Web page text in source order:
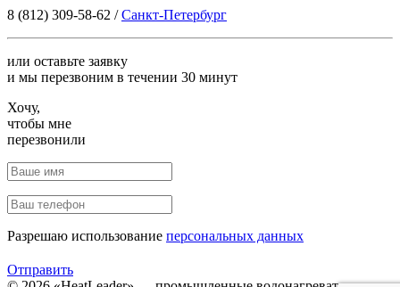
8 (812) 309-58-62 /Санкт-Петербург
или оставьте заявку
и мы перезвоним в течении 30 минут
Хочу,
чтобы мне
перезвонили
Разрешаю использование персональных данных
Отправить